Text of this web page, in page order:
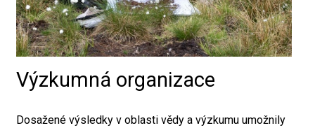
Výzkumná organizace
Dosažené výsledky v oblasti vědy a výzkumu umožnily